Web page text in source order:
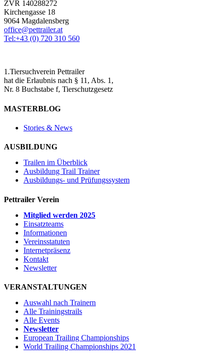
ZVR 140288272
Kirchengasse 18
9064 Magdalensberg
office@pettrailer.at
Tel:+43 (0) 720 310 560
1.Tiersuchverein Pettrailer
hat die Erlaubnis nach § 11, Abs. 1,
Nr. 8 Buchstabe f, Tierschutzgesetz
MASTERBLOG
Stories & News
AUSBILDUNG
Trailen im Überblick
Ausbildung Trail Trainer
Ausbildungs- und Prüfungssystem
Pettrailer Verein
Mitglied werden 2025
Einsatzteams
Informationen
Vereinsstatuten
Internetpräsenz
Kontakt
Newsletter
VERANSTALTUNGEN
Auswahl nach Trainern
Alle Trainingstrails
Alle Events
Newsletter
European Trailing Championships
World Trailing Championships 2021